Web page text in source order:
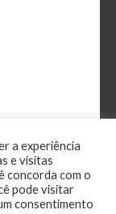
a experiência
e visitas
concorda com o
pode visitar
consentimento